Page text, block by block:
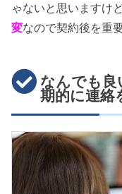
ゃないと思いますけ
変なので契約後を重
なんでも良
期的に連絡